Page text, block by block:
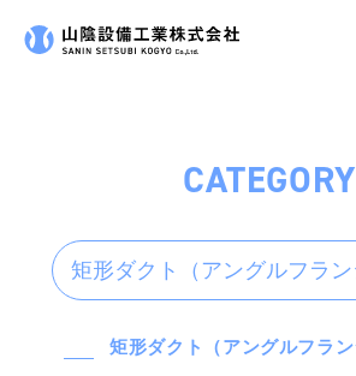
CATEGORY
矩形ダクト（アングルフラン